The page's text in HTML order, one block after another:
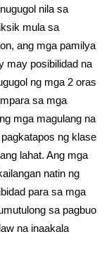
nila sa
mula sa
ang mga pamilya
may posibilidad na
ng mga 2 oras
sa mga
mga magulang na
ng klase
lahat. Ang mga
natin ng
para sa mga
sa pagbuo
na inaakala